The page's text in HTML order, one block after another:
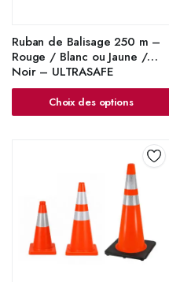
Ruban de Balisage 250 m –
Rouge / Blanc ou Jaune /
Noir – ULTRASAFE
Choix des options